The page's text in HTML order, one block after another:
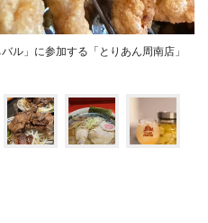
ル」に参加する「とりあん周南店」